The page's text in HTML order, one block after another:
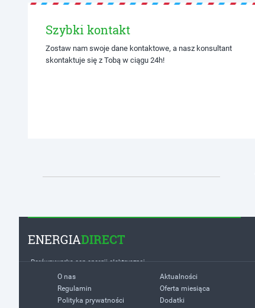
Szybki kontakt
Zostaw nam swoje dane kontaktowe, a nasz konsultant
skontaktuje się z Tobą w ciągu 24h!
ENERGIADIRECT
Porównywarka cen energii elektrycznej
O nas
Regulamin
Polityka prywatności
Aktualności
Oferta miesiąca
Dodatki